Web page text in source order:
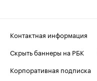
Контактная информация
Скрыть баннеры на РБК
Корпоративная подписка